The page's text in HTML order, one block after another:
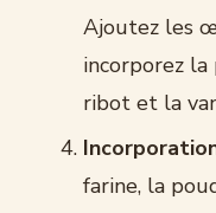
Ajoutez les
incorporez
ribot et la
farine, la